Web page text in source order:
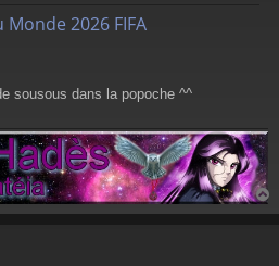
2026 FIFA
sousous dans la popoche ^^
a